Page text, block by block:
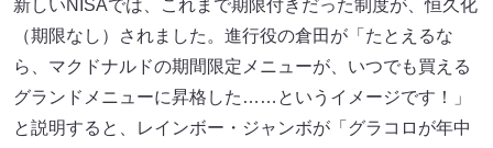
新しいNISAでは、これまで期限付きだった制度が、恒久化
（期限なし）されました。進行役の倉田が「たとえるな
ら、マクドナルドの期間限定メニューが、いつでも買える
グランドメニューに昇格した……というイメージです！」
と説明すると、レインボー・ジャンボが「グラコロが年中